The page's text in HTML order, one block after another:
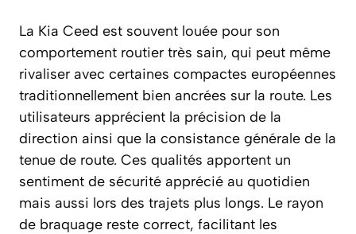
La Kia Ceed est souvent louée pour son
comportement routier très sain, qui peut même
rivaliser avec certaines compactes européennes
traditionnellement bien ancrées sur la route. Les
utilisateurs apprécient la précision de la
direction ainsi que la consistance générale de la
tenue de route. Ces qualités apportent un
sentiment de sécurité apprécié au quotidien
mais aussi lors des trajets plus longs. Le rayon
de braquage reste correct, facilitant les